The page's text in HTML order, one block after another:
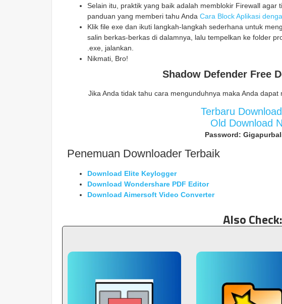
Selain itu, praktik yang baik adalah memblokir Firewall
panduan yang memberi tahu Anda Cara Block Aplikasi
Klik file exe dan ikuti langkah-langkah sederhana untuk
salin berkas-berkas di dalamnya, lalu tempelkan ke folder
.exe, jalankan.
Nikmati, Bro!
Shadow Defender Free
Jika Anda tidak tahu cara mengunduhnya maka Anda
Terbaru
Old Download
Password:
Penemuan Downloader Terbaik
Download Elite Keylogger
Download Wondershare PDF Editor
Download Aimersoft Video Converter
Also Check: